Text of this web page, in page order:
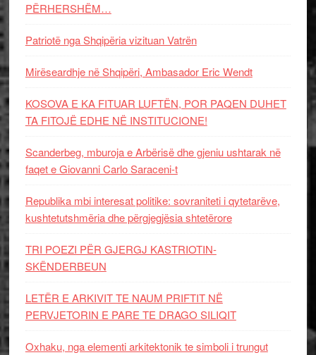
PËRHERSHËM…
Patriotë nga Shqipëria vizituan Vatrën
Mirëseardhje në Shqipëri, Ambasador Eric Wendt
KOSOVA E KA FITUAR LUFTËN, POR PAQEN DUHET
TA FITOJË EDHE NË INSTITUCIONE!
Scanderbeg, mburoja e Arbërisë dhe gjeniu ushtarak në
faqet e Giovanni Carlo Saraceni-t
Republika mbi interesat politike: sovraniteti i qytetarëve,
kushtetutshmëria dhe përgjegjësia shtetërore
TRI POEZI PËR GJERGJ KASTRIOTIN-
SKËNDERBEUN
LETËR E ARKIVIT TE NAUM PRIFTIT NË
PERVJETORIN E PARE TE DRAGO SILIQIT
Oxhaku, nga elementi arkitektonik te simboli i trungut